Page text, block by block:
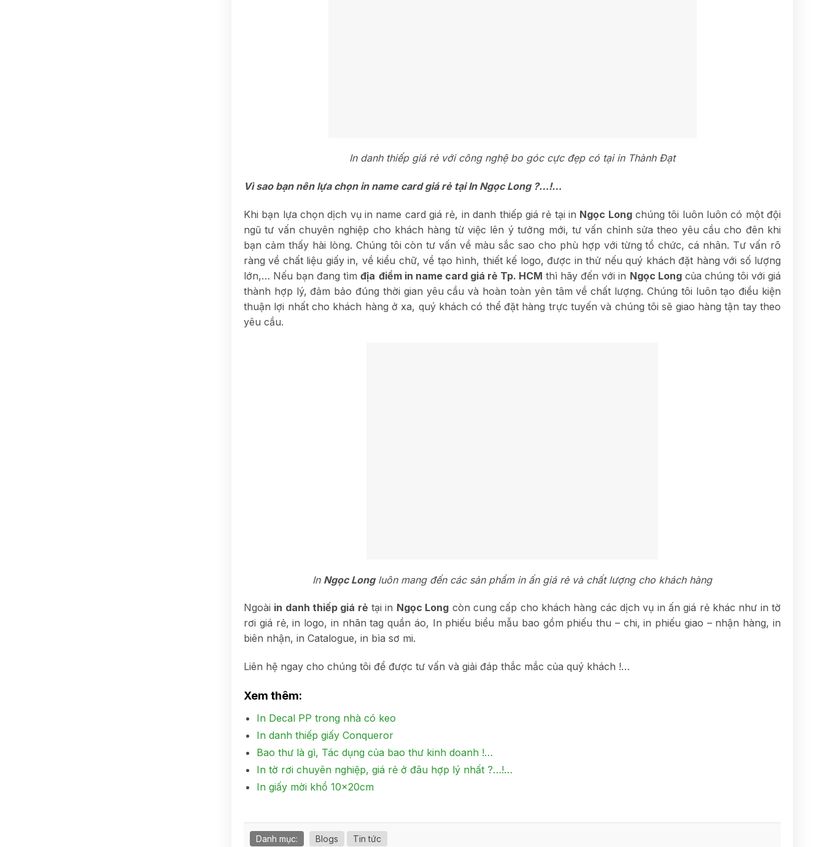
In danh thiếp giá rẻ với công nghệ bo góc cực đẹp có tại in Thành Đạt
Vì sao bạn nên lựa chọn in name card giá rẻ tại In Ngọc Long ?…!…
Khi bạn lựa chọn dịch vụ in name card giá rẻ, in danh thiếp giá rẻ tại in Ngọc Longchúng tôi luôn luôn có một đội
ngũ tư vấn chuyên nghiệp cho khách hàng từ việc lên ý tưởng mới, tư vấn chỉnh sửa theo yêu cầu cho đên khi
bạn cảm thấy hài lòng. Chúng tôi còn tư vấn về màu sắc sao cho phù hợp với từng tổ chức, cá nhân. Tư vấn rõ
ràng về chất liệu giấy in, về kiểu chữ, về tạo hình, thiết kế logo, được in thử nếu quý khách đặt hàng với số lượng
lớn,… Nếu bạn đang tìmđịa điểm in name card giá rẻ Tp. HCM thì hãy đến với in Ngọc Longcủa chúng tôi với giá
thành hợp lý, đảm bảo đúng thời gian yêu cầu và hoàn toàn yên tâm về chất lượng. Chúng tôi luôn tạo điều kiện
thuận lợi nhất cho khách hàng ở xa, quý khách có thể đặt hàng trực tuyến và chúng tôi sẽ giao hàng tận tay theo
yêu cầu.
In Ngọc Longluôn mang đến các sản phẩm in ấn giá rẻ và chất lượng cho khách hàng
Ngoài in danh thiếp giá rẻ tại in Ngọc Long còn cung cấp cho khách hàng các dịch vụ in ấn giá rẻ khác như in tờ
rơi giá rẻ, in logo, in nhãn tag quần áo, In phiếu biểu mẫu bao gồm phiếu thu – chi, in phiếu giao – nhận hàng, in
biên nhận, in Catalogue, in bìa sơ mi.
Liên hệ ngay cho chúng tôi để được tư vấn và giải đáp thắc mắc của quý khách !…
Xem thêm:
In Decal PP trong nhà có keo
In danh thiếp giấy Conqueror
Bao thư là gì, Tác dụng của bao thư kinh doanh !…
In tờ rơi chuyên nghiệp, giá rẻ ở đâu hợp lý nhất ?…!…
In giấy mời khổ 10x20cm
Danh mục: Blogs Tin tức